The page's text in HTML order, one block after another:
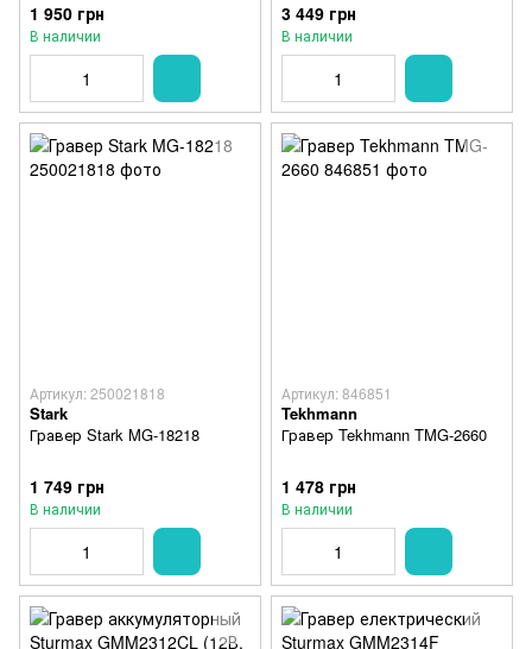
1 950 грн
В наличии
3 449 грн
В наличии
Артикул: 250021818
Stark
Гравер Stark MG-18218
1 749 грн
В наличии
Артикул: 846851
Tekhmann
Гравер Tekhmann TMG-2660
1 478 грн
В наличии